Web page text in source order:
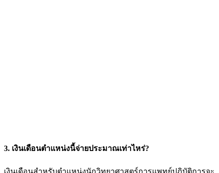
3. เงินเดือนตำแหน่งนี้จ่ายประมาณเท่าไหร่?
เงินเดือนสำหรับตำแหน่งนักวิทยาศาสตร์การแพทย์ปฏิบัติการจะ